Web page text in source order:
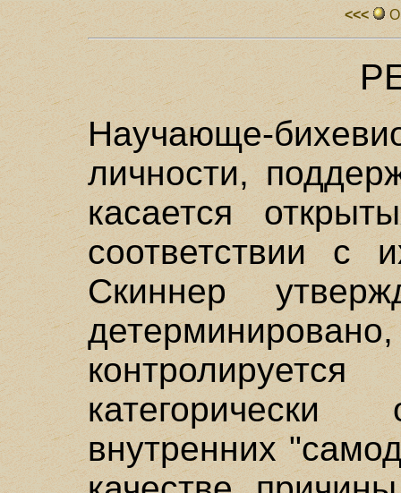
<<<
Научающе-
личности,
касается
соответствии с
Скиннер
внутренних